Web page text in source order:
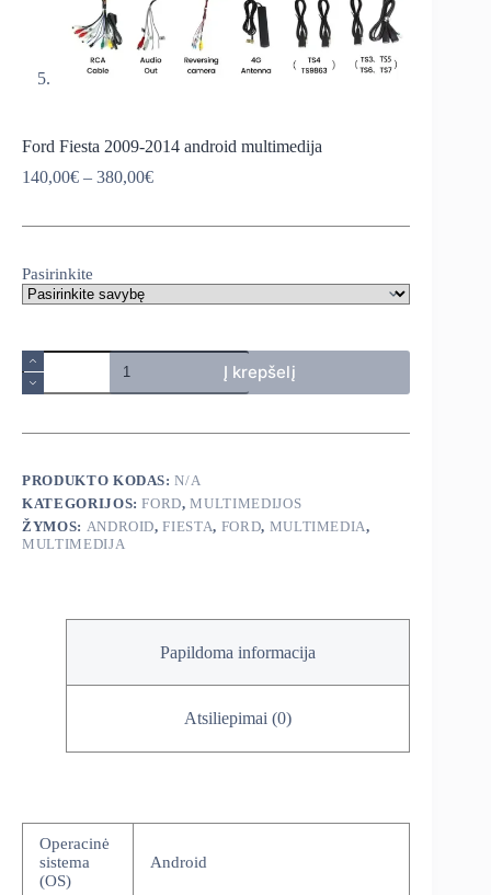
Ford Fiesta 2009-2014 android multimedija
140,00€ – 380,00€Price
Pasirinkite
produkto
kiekis:
Ford
2009-
multimedija
Į krepšelį
PRODUKTO KODAS:N/A
KATEGORIJOS:FORD,MULTIMEDIJOS
ŽYMOS: ANDROID,FIESTA, FORD, MULTIMEDIA,
MULTIMEDIJA
Papildoma informacija
Atsiliepimai (0)
Operacinė
sistema
(OS)
Android